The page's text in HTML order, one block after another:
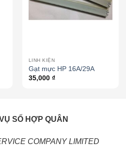
LINH KIỆN
Gạt mực HP 16A/29A
35,000 ₫
SỐ HỢP QUÂN
COMPANY LIMITED